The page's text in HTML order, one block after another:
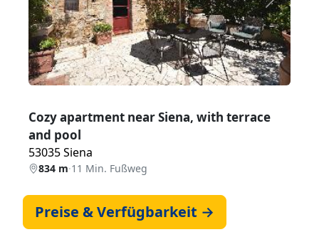
Zurück Weiter
Cozy apartment near Siena, with terrace
and pool
53035 Siena
834 m·11 Min. Fußweg
Preise & Verfügbarkeit →